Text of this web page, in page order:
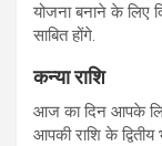
योजना बनाने के लिए
साबित होंगे.
कन्या राशि
आज का दिन आपके
आपकी राशि के